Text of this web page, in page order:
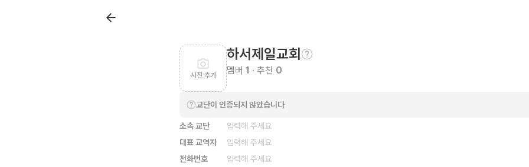
사진 추가
하서제일교회
멤버 1 · 추천 0
교단이 인증되지 않았습니다
소속 교단
입력해 주세요
대표 교역자
입력해 주세요
전화번호
입력해 주세요